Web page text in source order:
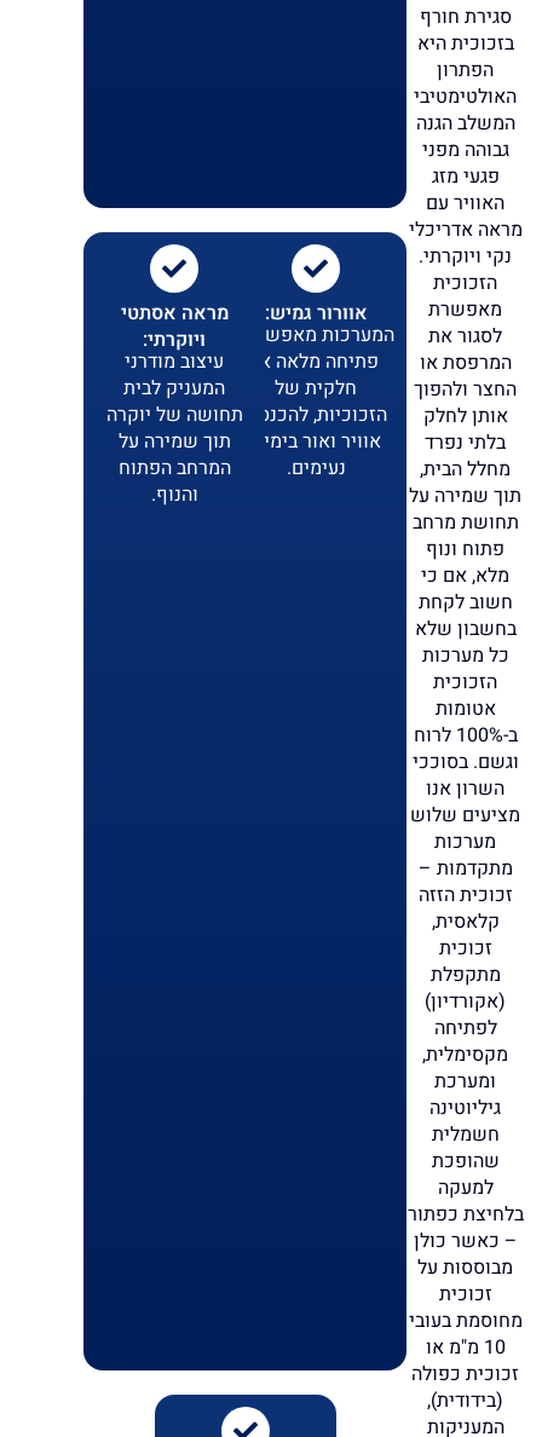
סגירת חורף
בזכוכית היא
הפתרון
האולטימטיבי
המשלב הגנה
גבוהה מפני
פגעי מזג
האוויר עם
מראה אדריכלי
נקי ויוקרתי.
הזכוכית
מאפשרת
לסגור את
המרפסת או
החצר ולהפוך
אותן לחלק
בלתי נפרד
מחלל הבית,
תוך שמירה על
תחושת מרחב
פתוח ונוף
מלא, אם כי
חשוב לקחת
בחשבון שלא
כל מערכות
הזכוכית
אטומות
ב-100% לרוח
וגשם. בסוככי
השרון אנו
מציעים שלוש
מערכות
מתקדמות –
זכוכית הזזה
קלאסית,
זכוכית
מתקפלת
(אקורדיון)
לפתיחה
מקסימלית,
ומערכת
גיליוטינה
חשמלית
שהופכת
למעקה
בלחיצת כפתור
– כאשר כולן
מבוססות על
זכוכית
מחוסמת בעובי
10 מ"מ או
זכוכית כפולה
(בידודית),
המעניקות
אוורור גמיש:
המערכות מאפשרות
פתיחה מלאה או
חלקית של
הזכוכיות, להכנסת
אוויר ואור בימים
נעימים.
מראה אסתטי
ויוקרתי:
עיצוב מודרני
המעניק לבית
תחושה של יוקרה
תוך שמירה על
המרחב הפתוח
והנוף.